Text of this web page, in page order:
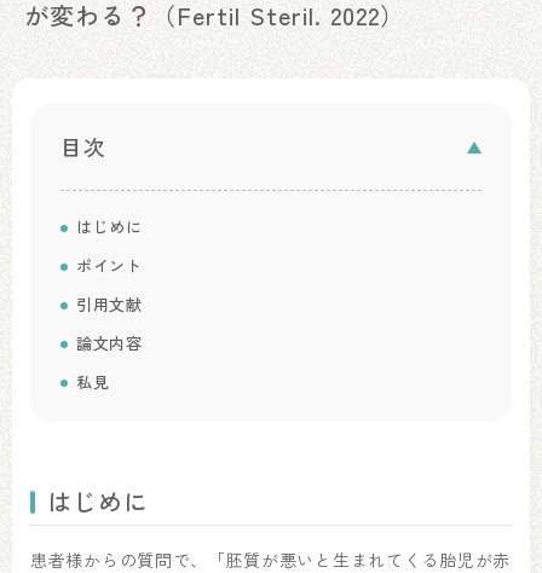
が変わる？（Fertil Steril. 2022）
目次
はじめに
ポイント
引用文献
論文内容
私見
はじめに
患者様からの質問で、「胚質が悪いと生まれてくる胎児が赤